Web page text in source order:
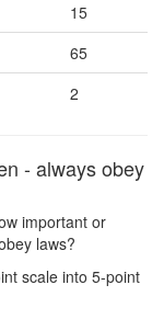
15
65
2
- always obey
important or
laws?
scale into 5-point